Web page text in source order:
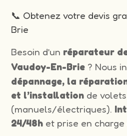
📞 Obtenez votre devis
Brie
Besoin d’un réparateur
Vaudoy-En-Brie ? Nous
dépannage, la
et l’installation de
(manuels/électriques).
24/48h et prise en